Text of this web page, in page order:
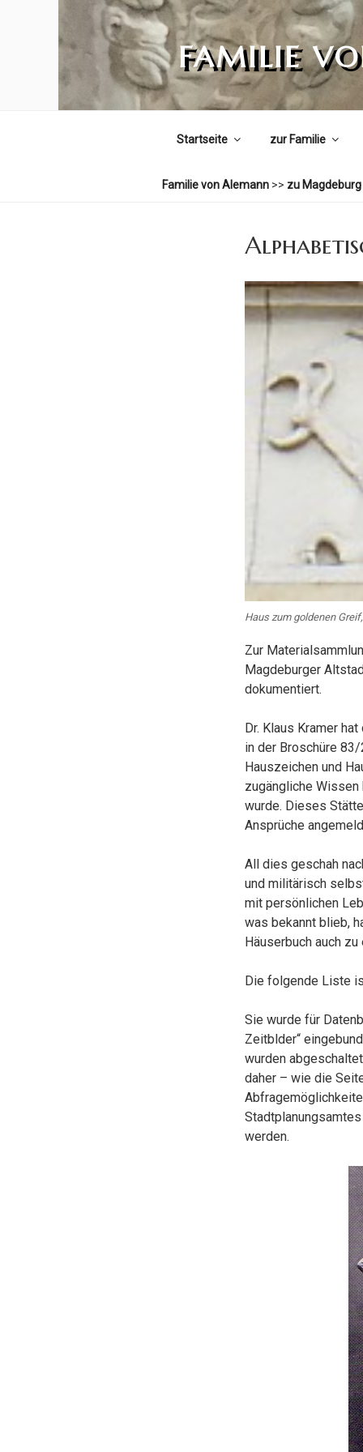
FAMILIE
Startseite zur Familie
Familie von Alemann >> zu Magdeburg
Haus zum goldenen
Zur
Magdeburger
dokumentiert.
Dr. Klaus Kramer
in der Broschüre
Hauszeichen und
zugängliche Wissen
wurde. Dieses
Ansprüche
All dies geschah
und militärisch
mit persönlichen
was bekannt blieb,
Häuserbuch auch
Die folgende Liste
Sie wurde für
Zeitblder“
wurden
daher – wie die
werden.